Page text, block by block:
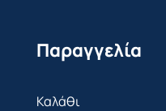
Παραγγελία
Καλάθι